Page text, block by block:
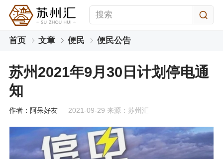
首页 文章 便民 便民公告
苏州2021年9月30日计划停电通
知
作者：阿呆好友 2021-09-29 来源：苏州汇